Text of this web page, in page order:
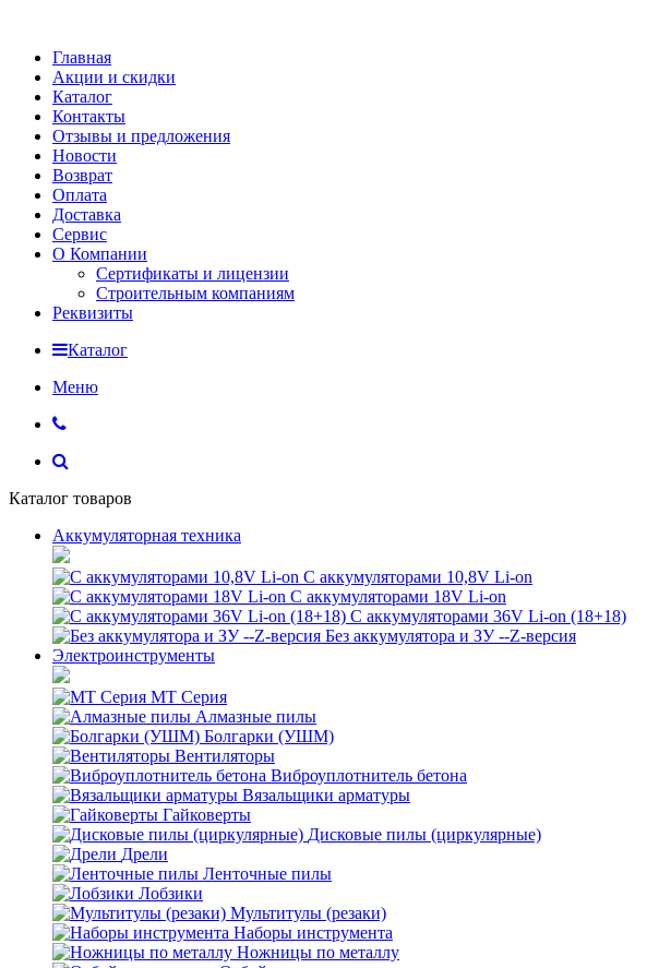
Главная
Акции и скидки
Каталог
Контакты
Отзывы и предложения
Новости
Возврат
Оплата
Доставка
Сервис
О Компании
Сертификаты и лицензии
Строительным компаниям
Реквизиты
Каталог
Меню
Каталог товаров
Аккумуляторная техника
С аккумуляторами 10,8V Li-on
С аккумуляторами 18V Li-on
С аккумуляторами 36V Li-on (18+18)
Без аккумулятора и ЗУ --Z-версия
Электроинструменты
MT Серия
Алмазные пилы
Болгарки (УШМ)
Вентиляторы
Виброуплотнитель бетона
Вязальщики арматуры
Гайковерты
Дисковые пилы (циркулярные)
Дрели
Ленточные пилы
Лобзики
Мультитулы (резаки)
Наборы инструмента
Ножницы по металлу